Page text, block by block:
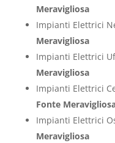
Meravigliosa
Impianti Elettrici
Meravigliosa
Impianti Elettrici
Meravigliosa
Impianti Elettrici
Fonte
Impianti Elettrici
Meravigliosa